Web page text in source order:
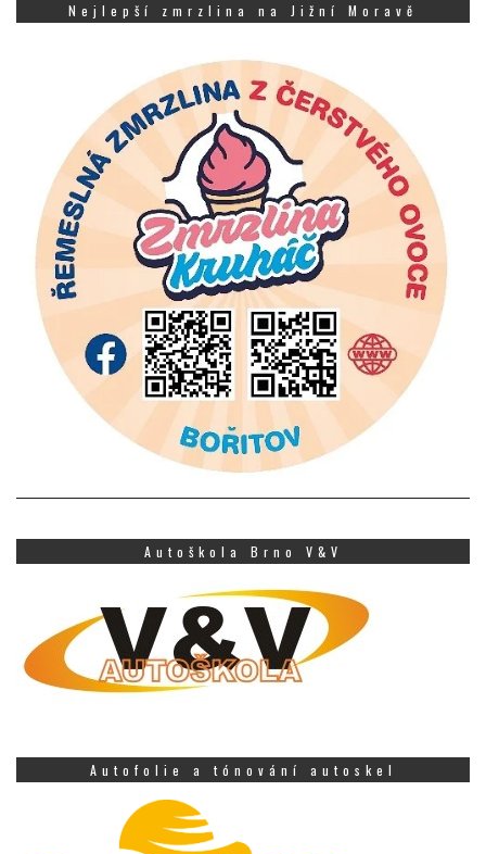
Nejlepší zmrzlina na Jižní Moravě
Autoškola Brno V&V
Autofolie a tónování autoskel